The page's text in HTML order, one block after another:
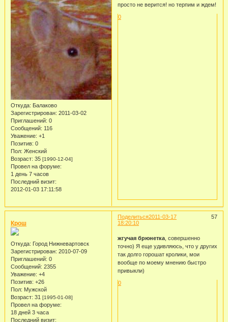
Откуда: Балаково
Зарегистрирован: 2011-03-02
Приглашений: 0
Сообщений: 116
Уважение: +1
Позитив: 0
Пол: Женский
Возраст: 35 [1990-12-04]
Провел на форуме:
1 день 7 часов
Последний визит:
2012-01-03 17:11:58
просто не верится! но терпим и ждем!
0
Поделиться 57
2011-03-17
18:20:10
Крош
Откуда: Город Нижневартовск
Зарегистрирован: 2010-07-09
Приглашений: 0
Сообщений: 2355
Уважение: +4
Позитив: +26
Пол: Мужской
Возраст: 31 [1995-01-08]
Провел на форуме:
18 дней 3 часа
Последний визит:
жгучая брюнетка, совершенно
точно) Я еще удивляюсь, что у других
так долго горошат кролики, мои
вообще по моему мнению быстро
привыкли)
0